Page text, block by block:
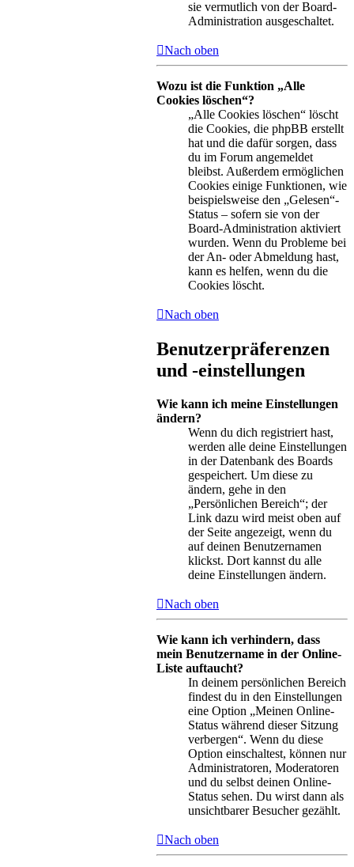
sie vermutlich von der Board-
Administration ausgeschaltet.
Nach oben
Wozu ist die Funktion „Alle
Cookies löschen“?
„Alle Cookies löschen“ löscht
die Cookies, die phpBB erstellt
hat und die dafür sorgen, dass
du im Forum angemeldet
bleibst. Außerdem ermöglichen
Cookies einige Funktionen, wie
beispielsweise den „Gelesen“-
Status – sofern sie von der
Board-Administration aktiviert
wurden. Wenn du Probleme bei
der An- oder Abmeldung hast,
kann es helfen, wenn du die
Cookies löscht.
Nach oben
Benutzerpräferenzen
und -einstellungen
Wie kann ich meine Einstellungen
ändern?
Wenn du dich registriert hast,
werden alle deine Einstellungen
in der Datenbank des Boards
gespeichert. Um diese zu
ändern, gehe in den
„Persönlichen Bereich“; der
Link dazu wird meist oben auf
der Seite angezeigt, wenn du
auf deinen Benutzernamen
klickst. Dort kannst du alle
deine Einstellungen ändern.
Nach oben
Wie kann ich verhindern, dass
mein Benutzername in der Online-
Liste auftaucht?
In deinem persönlichen Bereich
findest du in den Einstellungen
eine Option „Meinen Online-
Status während dieser Sitzung
verbergen“. Wenn du diese
Option einschaltest, können nur
Administratoren, Moderatoren
und du selbst deinen Online-
Status sehen. Du wirst dann als
unsichtbarer Besucher gezählt.
Nach oben